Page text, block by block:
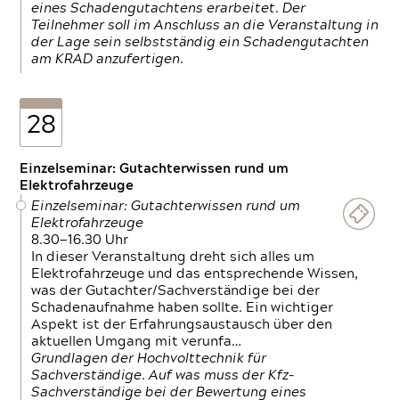
eines Schadengutachtens erarbeitet. Der
Teilnehmer soll im Anschluss an die Veranstaltung in
der Lage sein selbstständig ein Schadengutachten
am KRAD anzufertigen.
28
Einzelseminar: Gutachterwissen rund um
Elektrofahrzeuge
Einzelseminar: Gutachterwissen rund um
Elektrofahrzeuge
8.30—16.30 Uhr
In dieser Veranstaltung dreht sich alles um
Elektrofahrzeuge und das entsprechende Wissen,
was der Gutachter/Sachverständige bei der
Schadenaufnahme haben sollte. Ein wichtiger
Aspekt ist der Erfahrungsaustausch über den
aktuellen Umgang mit verunfa…
Grundlagen der Hochvolttechnik für
Sachverständige. Auf was muss der Kfz-
Sachverständige bei der Bewertung eines